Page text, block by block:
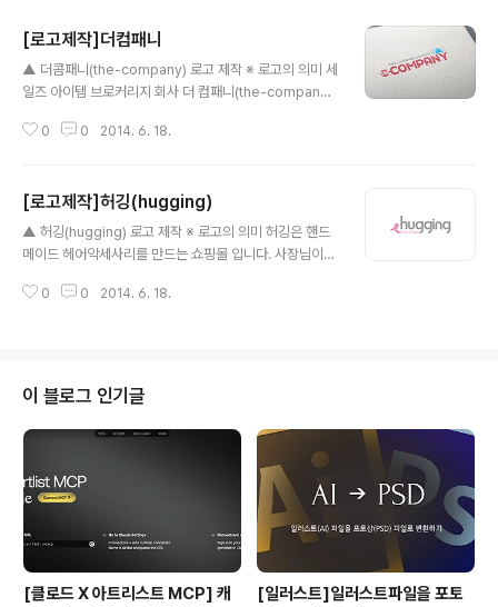
[로고제작]더컴패니
▲ 더콤패니(the-company) 로고 제작 ※ 로고의 의미 세
일즈 아이템 브로커리지 회사 더 컴패니(the-company)
매를 돕는 브로커리지 입니다. 더 컴패니의 상징인 세모,네
그라미에 걸맞게 'the'를 육각형의 도형안에 배치하고, 각
각의 심볼들은 서로 일치하게 결합시켜, 블루계열의 색상
조합으로 구별을 두었습니다.
0 0 2014. 6. 18.
[로고제작]허깅(hugging)
▲ 허깅(hugging) 로고 제작 ※ 로고의 의미 허깅은 핸드
메이드 헤어악세사리를 만드는 쇼핑몰 입니다. 사장님이
이드샵인 허깅은 핸드메이드인만큼 하나밖에 없는 나만의
볼을 만들어 배치하였습니다. hug사이 아랫쪽에 허전한
공백에는 'handmade'라는 부제목을 달아, 조금더 보기
편한 형태로 갖췄습니다.
0 0 2014. 6. 18.
이 블로그 인기글
[클로드 X 아트리스트 MCP] 캐
[일러스트]일러스트파일을 포토